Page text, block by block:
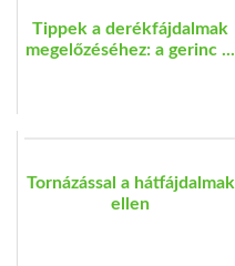
Tippek a derékfájdalmak
megelőzéséhez: a gerinc ...
Tornázással a hátfájdalmak
ellen